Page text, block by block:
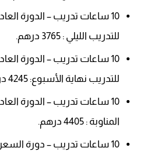
10 ساعات تدريب – الدورة
للتدريب الليلي : 3765 درهم.
10 ساعات تدريب – الدورة
للتدريب نهاية الأسبوع: 4245 درهم.
10 ساعات تدريب – الدورة
المناوبة : 4405 درهم.
10 ساعات تدريب – دورة